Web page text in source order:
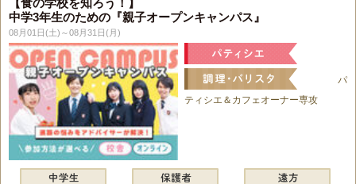
【食の学校を知ろう！】
中学3年生のための『親子オープンキャンパス』
08月01日(土)～08月31日(月)
パ
ティシエ＆カフェオーナー専攻